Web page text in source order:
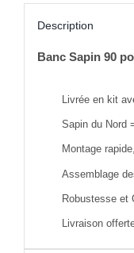
Description
Banc Sapin 90
Livrée en kit
Sapin du Nord
Montage
Assemblage
Robustesse et
Livraison